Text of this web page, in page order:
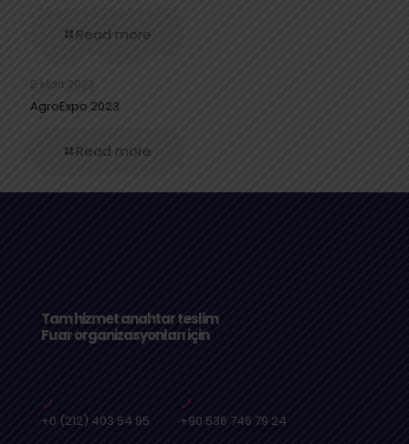
Read more
8 Mart 2023
AgroExpo 2023
Read more
Tam hizmet anahtar teslim
Fuar organizasyonları için
+0 (212) 403 54 95 +90 536 746 79 24